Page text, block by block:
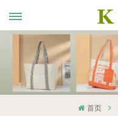
首页